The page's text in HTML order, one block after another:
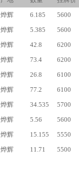
烨辉 6.185
5600
烨辉 5.385
5600
烨辉 42.8
6200
烨辉 73.4
6200
烨辉 26.8
6100
烨辉 77.2
6100
烨辉 34.535
5700
烨辉 5.56
5600
烨辉 15.155
5550
烨辉 11.71 5500